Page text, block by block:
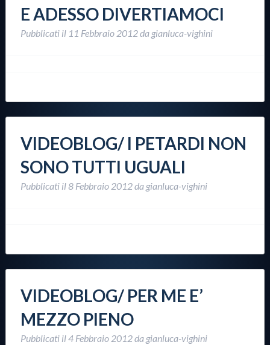
E ADESSO DIVERTIAMOCI
Pubblicati il 11 Febbraio 2012da gianluca-vighini
VIDEOBLOG/ I PETARDI NON
SONO TUTTI UGUALI
Pubblicati il8 Febbraio 2012da gianluca-vighini
VIDEOBLOG/ PER ME E’
MEZZO PIENO
Pubblicati il4 Febbraio 2012da gianluca-vighini